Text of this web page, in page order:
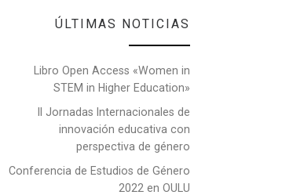
ÚLTIMAS NOTICIAS
Libro Open Access «Women in
STEM in Higher Education»
II Jornadas Internacionales de
innovación educativa con
perspectiva de género
Conferencia de Estudios de Género
2022 en OULU